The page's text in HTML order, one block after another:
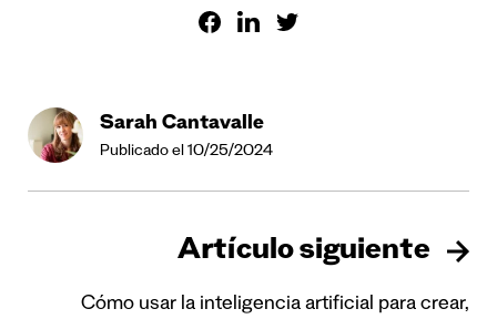
Sarah Cantavalle
Publicado el 10/25/2024
Artículo siguiente
Cómo usar la inteligencia artificial para crear,